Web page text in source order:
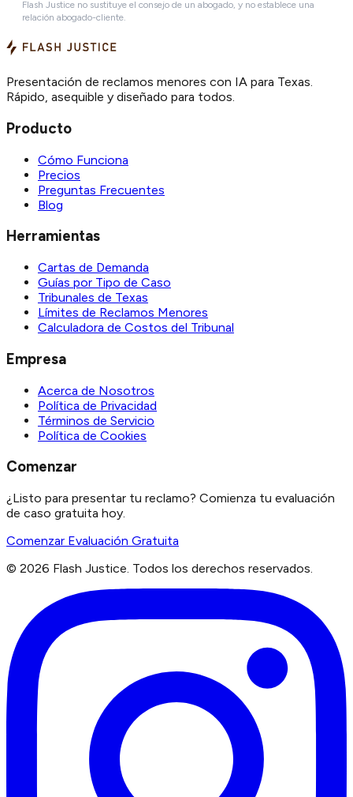
Flash Justice no sustituye el consejo de un abogado, y no establece una
relación abogado-cliente.
Presentación de reclamos menores con IA para Texas.
Rápido, asequible y diseñado para todos.
Producto
Cómo Funciona
Precios
Preguntas Frecuentes
Blog
Herramientas
Cartas de Demanda
Guías por Tipo de Caso
Tribunales de Texas
Límites de Reclamos Menores
Calculadora de Costos del Tribunal
Empresa
Acerca de Nosotros
Política de Privacidad
Términos de Servicio
Política de Cookies
Comenzar
¿Listo para presentar tu reclamo? Comienza tu evaluación
de caso gratuita hoy.
Comenzar Evaluación Gratuita
© 2026 Flash Justice. Todos los derechos reservados.